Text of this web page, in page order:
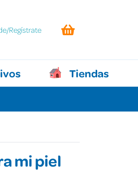
Regístrate
Tiendas
mi piel